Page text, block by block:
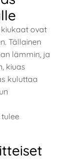
ovat
Tällainen
lämmin, ja
kiuas
kuluttaa